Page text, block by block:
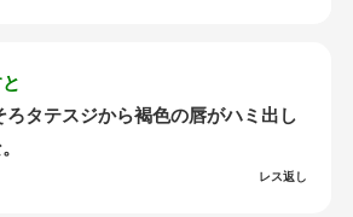
タテスジから褐色の唇がハミ出し
レス返し